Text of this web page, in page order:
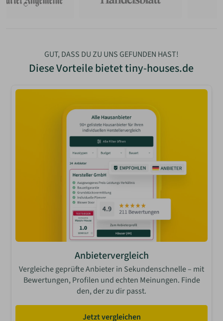
GUT, DASS DU ZU UNS GEFUNDEN HAST!
Diese Vorteile bietettiny-houses.de
Anbietervergleich
Vergleiche geprüfte Anbieter in Sekundenschnelle – mit
Bewertungen, Profilen und echten Meinungen. Finde
den, der zu dir passt.
Jetzt vergleichen